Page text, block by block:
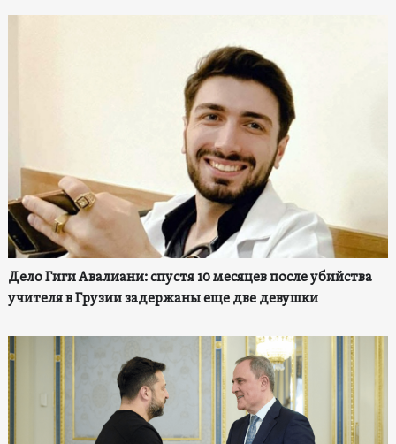
Дело Гиги Авалиани: спустя 10 месяцев после убийства
учителя в Грузии задержаны еще две девушки